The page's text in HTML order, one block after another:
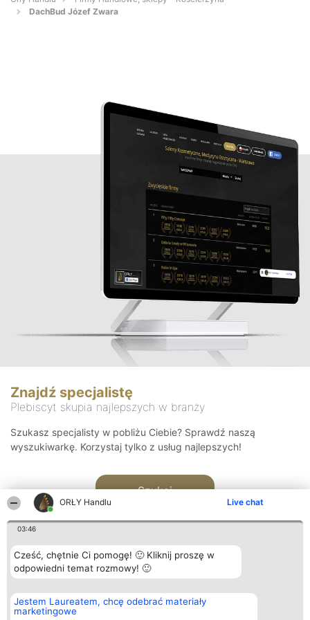
ORŁY Handlu Live chat
03:46
Cześć, chętnie Ci pomogę! 🙂 Kliknij proszę w
odpowiedni temat rozmowy! 🙂
Jestem Laureatem, chcę odebrać materiały
marketingowe
DachBud Józef Zwara
Znajdź specjalistę
Plebiscyt skupia najlepszych w branży
Szukasz specjalisty w pobliżu Ciebie? Sprawdź naszą
wyszukiwarkę. Korzystaj tylko z usług najlepszych!
Szukaj
Organizator plebiscytu
Bright Side Solutions sp. z o.
o. sp. k.
Plebiscyt
Laureaci
Kontakt
Kontakt